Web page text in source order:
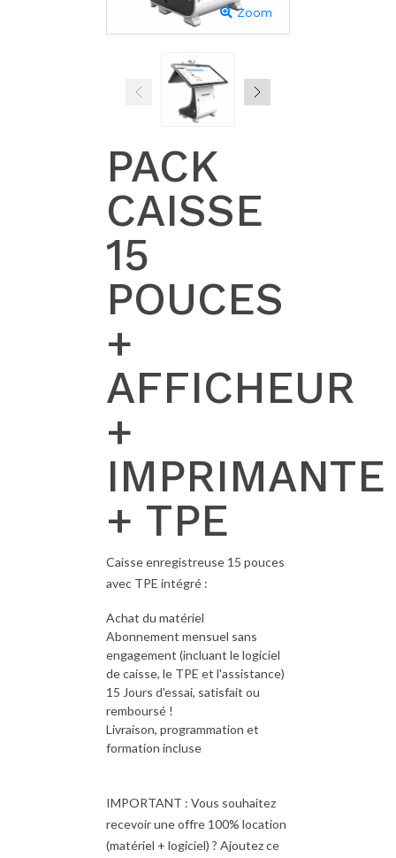
Zoom
PACK
CAISSE
15
POUCES
+
AFFICHEUR
+
IMPRIMANTE
+ TPE
Caisse enregistreuse 15 pouces
avec TPE intégré :
Achat du matériel
Abonnement mensuel sans
engagement (incluant le logiciel
de caisse, le TPE et l'assistance)
15 Jours d'essai, satisfait ou
remboursé !
Livraison, programmation et
formation incluse
IMPORTANT : Vous souhaitez
recevoir une offre 100% location
(matériel + logiciel) ? Ajoutez ce